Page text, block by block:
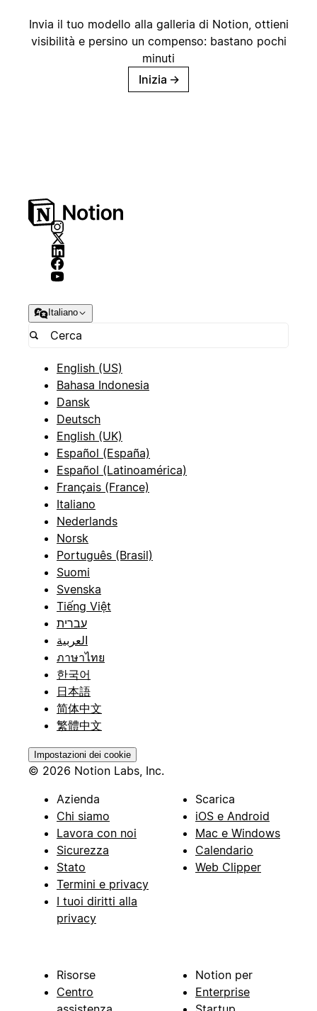
Invia il tuo modello alla galleria di Notion, ottieni
visibilità e persino un compenso: bastano pochi
minuti
Inizia →
Italiano
English (US)
Bahasa Indonesia
Dansk
Deutsch
English (UK)
Español (España)
Español (Latinoamérica)
Français (France)
Italiano
Nederlands
Norsk
Português (Brasil)
Suomi
Svenska
Tiếng Việt
עברית
العربية
ภาษาไทย
한국어
日本語
简体中文
繁體中文
Impostazioni dei cookie
© 2026 Notion Labs, Inc.
Azienda
Chi siamo
Lavora con noi
Sicurezza
Stato
Termini e privacy
I tuoi diritti alla
privacy
Scarica
iOS e Android
Mac e Windows
Calendario
Web Clipper
Risorse
Centro
Notion per
Enterprise